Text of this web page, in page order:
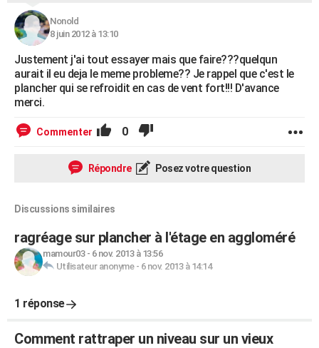
Nonold
8 juin 2012 à 13:10
Justement j'ai tout essayer mais que faire???quelqun
aurait il eu deja le meme probleme?? Je rappel que c'est le
plancher qui se refroidit en cas de vent fort!!! D'avance
merci.
Commenter 0
Répondre Posez votre question
Discussions similaires
ragréage sur plancher à l'étage en aggloméré
mamour03- 6 nov. 2013 à 13:56
Utilisateur anonyme- 6 nov. 2013 à 14:14
1 réponse
Comment rattraper un niveau sur un vieux